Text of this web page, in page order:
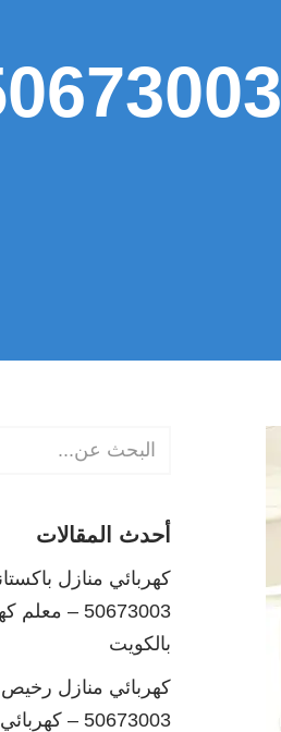
كهربائي منازل المسيلة
أحدث المقالات
كهربائي منازل
50673003 –
بالكويت
كهربائي منازل رخيص
50673003 – كهربائي الكويت